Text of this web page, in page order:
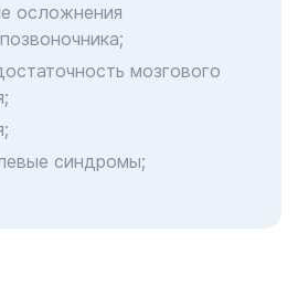
осложнения
мозгового
синдромы;